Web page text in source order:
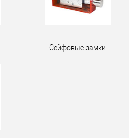
Сейфовые замки